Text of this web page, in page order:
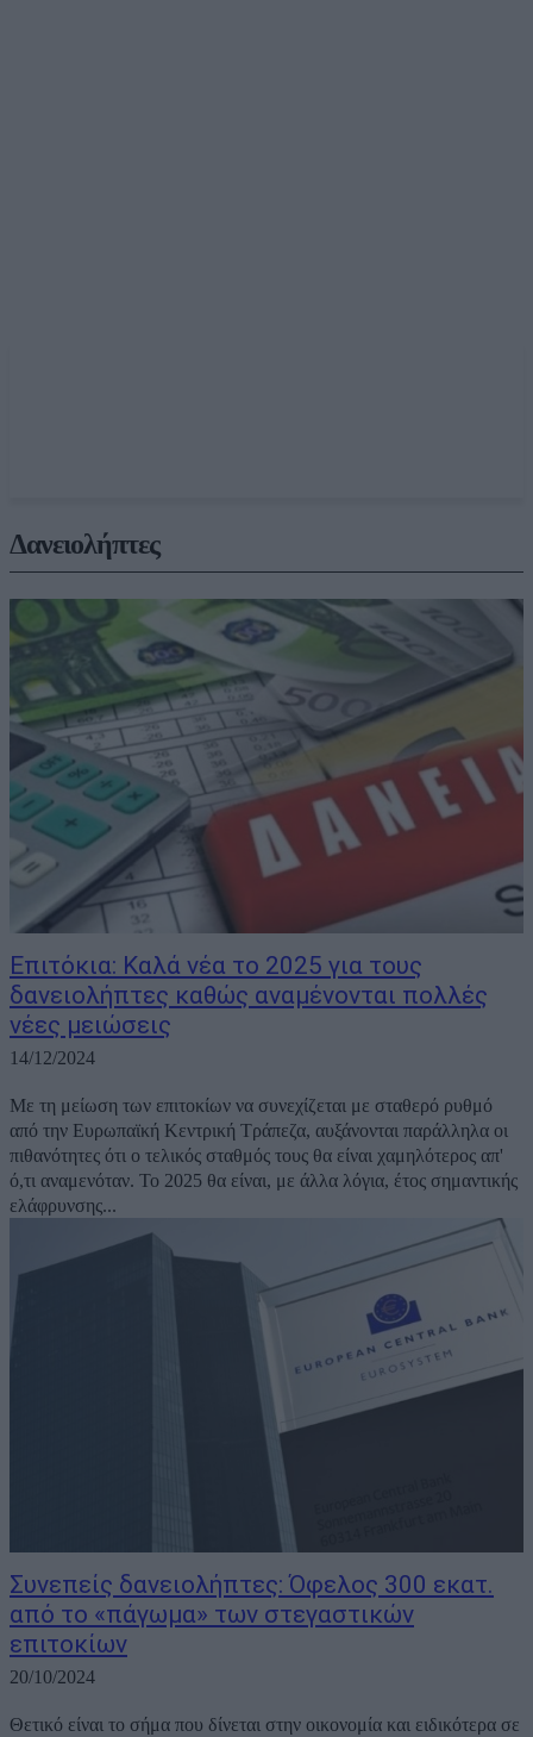
Δανειολήπτες
Επιτόκια: Καλά νέα το 2025 για τους
δανειολήπτες καθώς αναμένονται πολλές
νέες μειώσεις
14/12/2024
Με τη μείωση των επιτοκίων να συνεχίζεται με σταθερό ρυθμό
από την Ευρωπαϊκή Κεντρική Τράπεζα, αυξάνονται παράλληλα οι
πιθανότητες ότι ο τελικός σταθμός τους θα είναι χαμηλότερος απ'
ό,τι αναμενόταν. Το 2025 θα είναι, με άλλα λόγια, έτος σημαντικής
ελάφρυνσης...
Συνεπείς δανειολήπτες: Όφελος 300 εκατ.
από το «πάγωμα» των στεγαστικών
επιτοκίων
20/10/2024
Θετικό είναι το σήμα που δίνεται στην οικονομία και ειδικότερα σε